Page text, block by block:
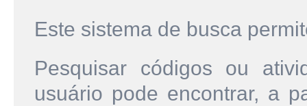
Este sistema de busca
Pesquisar códigos ou
usuário pode encontrar, a